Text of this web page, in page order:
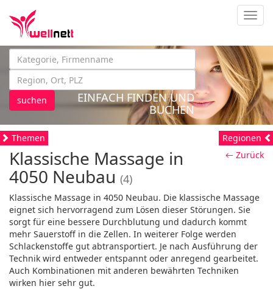
suchen
EINFACH FINDEN UND
BUCHEN
Themen
← Zurück
Klassische Massage in
4050 Neubau (4)
Klassische Massage in 4050 Neubau. Die klassische Massage
eignet sich hervorragend zum Lösen dieser Störungen. Sie
sorgt für eine bessere Durchblutung und dadurch kommt
mehr Sauerstoff in die Zellen. In weiterer Folge werden
Schlackenstoffe gut abtransportiert. Je nach Ausführung der
Technik wird entweder entspannt oder anregend gearbeitet.
Auch Kombinationen mit anderen bewährten Techniken
wirken hier sehr gut.
Regionen